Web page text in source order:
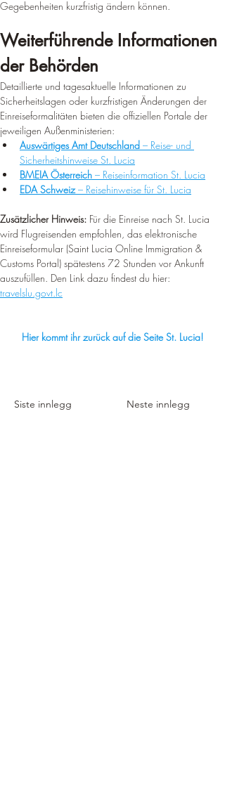
Gegebenheiten kurzfristig ändern können.
Weiterführende Informationen
der Behörden
Detaillierte und tagesaktuelle Informationen zu
Sicherheitslagen oder kurzfristigen Änderungen der
Einreiseformalitäten bieten die offiziellen Portale der
jeweiligen Außenministerien:
Auswärtiges Amt Deutschland – Reise- und
Sicherheitshinweise St. Lucia
BMEIA Österreich – Reiseinformation St. Lucia
EDA Schweiz – Reisehinweise für St. Lucia
Zusätzlicher Hinweis: Für die Einreise nach St. Lucia
wird Flugreisenden empfohlen, das elektronische
Einreiseformular (Saint Lucia Online Immigration &
Customs Portal) spätestens 72 Stunden vor Ankunft
auszufüllen. Den Link dazu findest du hier:
travelslu.govt.lc
Hier kommt ihr zurück auf die Seite St. Lucia!
Siste innlegg Neste innlegg